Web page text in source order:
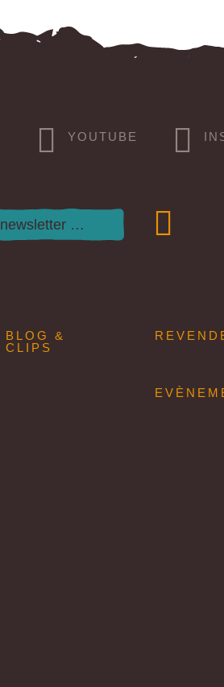
YOUTUBE
BLOG &
CLIPS